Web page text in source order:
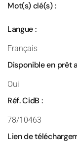
Mot(s) clé(s) :
Langue :
Français
Disponible en prêt
Oui
Réf. CidB :
78/10463
Lien de